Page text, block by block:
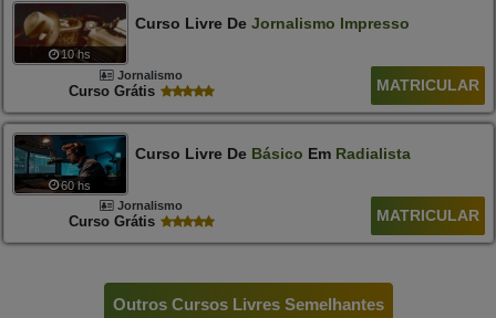
10 hs
Curso Livre De Jornalismo Impresso
Jornalismo
Curso Grátis MATRICULAR
60 hs
Curso Livre De Básico Em Radialista
Jornalismo
Curso Grátis MATRICULAR
Outros Cursos Livres Semelhantes